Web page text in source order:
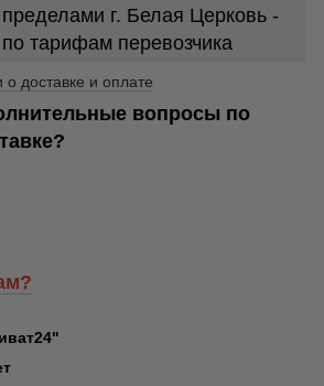
пределами г. Белая Церковь -
по тарифам перевозчика
доставке и оплате
вопросы по